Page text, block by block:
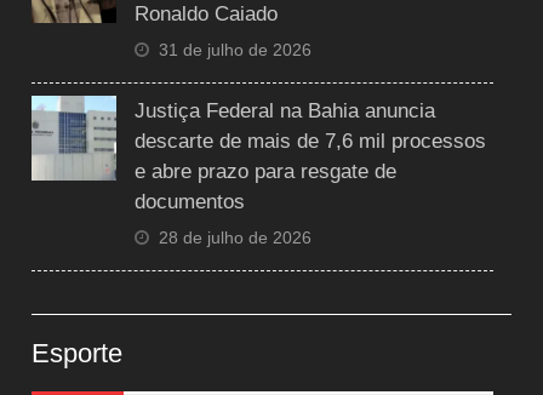
Ronaldo Caiado
31 de julho de 2026
Justiça Federal na Bahia anuncia
descarte de mais de 7,6 mil processos
e abre prazo para resgate de
documentos
28 de julho de 2026
Esporte